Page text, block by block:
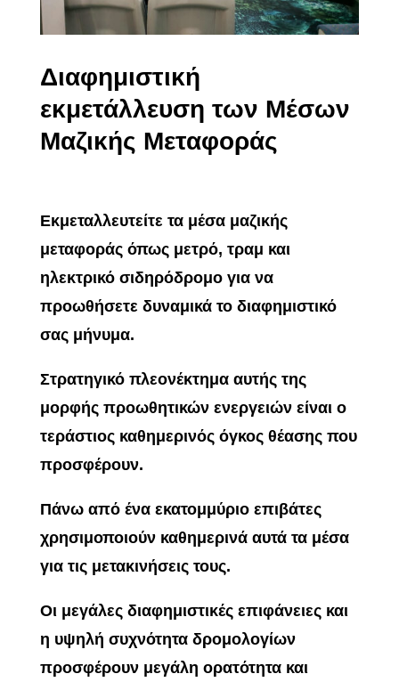
Διαφημιστική
εκμετάλλευση των Μέσων
Μαζικής Μεταφοράς
Εκμεταλλευτείτε τα μέσα μαζικής
μεταφοράς όπως μετρό, τραμ και
ηλεκτρικό σιδηρόδρομο για να
προωθήσετε δυναμικά το διαφημιστικό
σας μήνυμα.
Στρατηγικό πλεονέκτημα αυτής της
μορφής προωθητικών ενεργειών είναι ο
τεράστιος καθημερινός όγκος θέασης που
προσφέρουν.
Πάνω από ένα εκατομμύριο επιβάτες
χρησιμοποιούν καθημερινά αυτά τα μέσα
για τις μετακινήσεις τους.
Οι μεγάλες διαφημιστικές επιφάνειες και
η υψηλή συχνότητα δρομολογίων
προσφέρουν μεγάλη ορατότητα και